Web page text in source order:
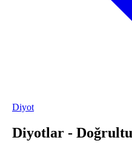
Diyot
Diyotlar -